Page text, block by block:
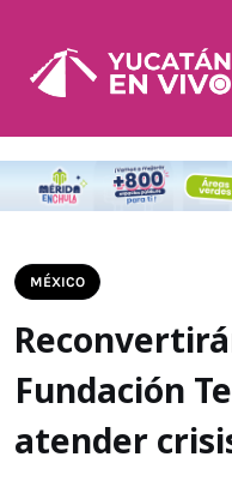
MÉXICO
Fundación
atender